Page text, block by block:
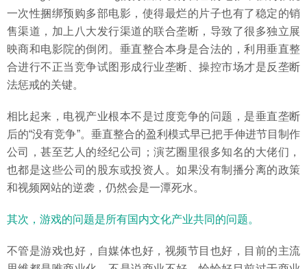
一次性捆绑预购多部电影，使得最烂的片子也有了稳定的销
售渠道，加上八大发行渠道的联合垄断，导致了很多独立展
映商和电影院的倒闭。垂直整合本身是合法的，利用垂直整
合进行不正当竞争试图形成行业垄断、操控市场才是反垄断
法惩戒的关键。
相比起来，电视产业根本不是过度竞争的问题，是垂直垄断
后的“没有竞争”。垂直整合的盈利模式早已把手伸进节目制作
公司，甚至艺人的经纪公司；演艺圈里很多知名的大佬们，
也都是这些公司的股东或投资人。如果没有制播分离的政策
和视频网站的逆袭，仍然会是一潭死水。
其次，游戏的问题是所有国内文化产业共同的问题。
不管是游戏也好，自媒体也好，视频节目也好，目前的主流